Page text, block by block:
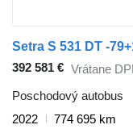
Setra S 531 DT -
392 581 € Vrátane
Poschodový autobus
2022
774 695 km